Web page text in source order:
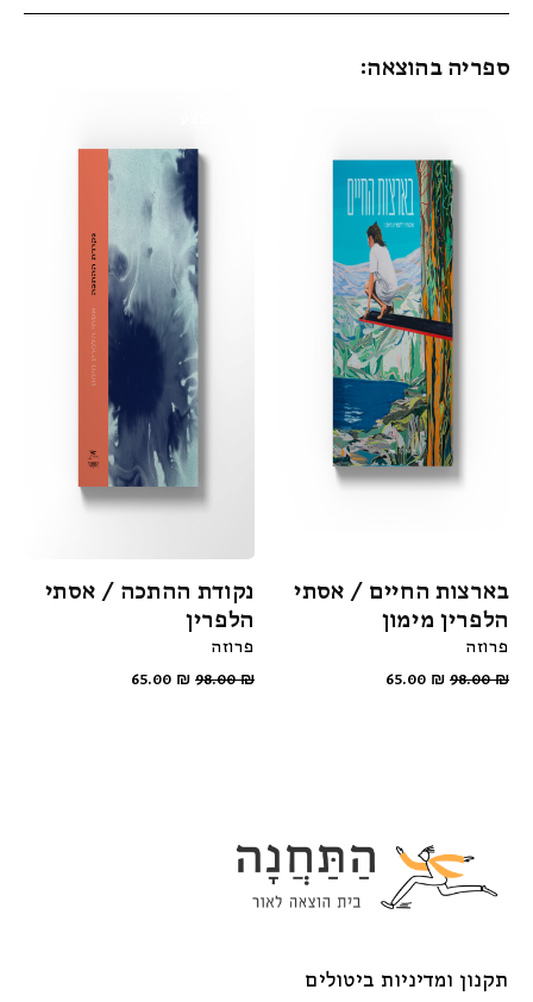
ספריה בהוצאה:
בארצות החיים / אסתי
הלפרין מימון
פרוזה
98.00
65.00₪
נקודת ההתכה / אסתי
הלפרין
פרוזה
98.00
65.00₪
תקנון ומדיניות ביטולים